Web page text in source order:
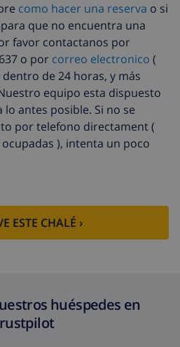
como hacer una reserva o si
que no encuentra una
favor contactanos por
o por correo electronico (
de 24 horas, y más
equipo esta dispuesto
antes posible. Si no se
por telefono directament (
), intenta un poco
ESTE CHALÉ ›
huéspedes en